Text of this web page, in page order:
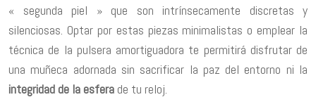
« segunda piel » que son intrínsecamente discretas y
silenciosas. Optar por estas piezas minimalistas o emplear la
técnica de la pulsera amortiguadora te permitirá disfrutar de
una muñeca adornada sin sacrificar la paz del entorno ni la
integridad de la esfera de tu reloj.